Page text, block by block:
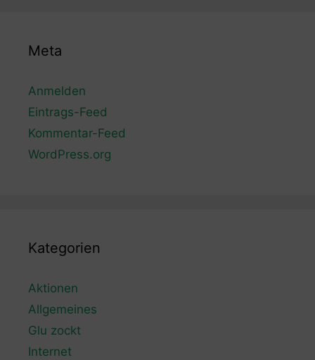
Meta
Anmelden
Eintrags-Feed
Kommentar-Feed
WordPress.org
Kategorien
Aktionen
Allgemeines
Glu zockt
Internet